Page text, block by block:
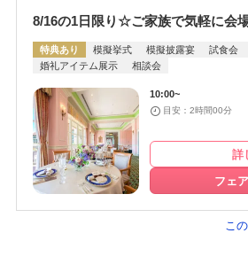
8/16の1日限り☆ご家族で気軽に会
特典あり 模擬挙式 模擬披露宴 試食会
婚礼アイテム展示
相談会
10:00~
目安：2時間00分
詳
フェ
こ